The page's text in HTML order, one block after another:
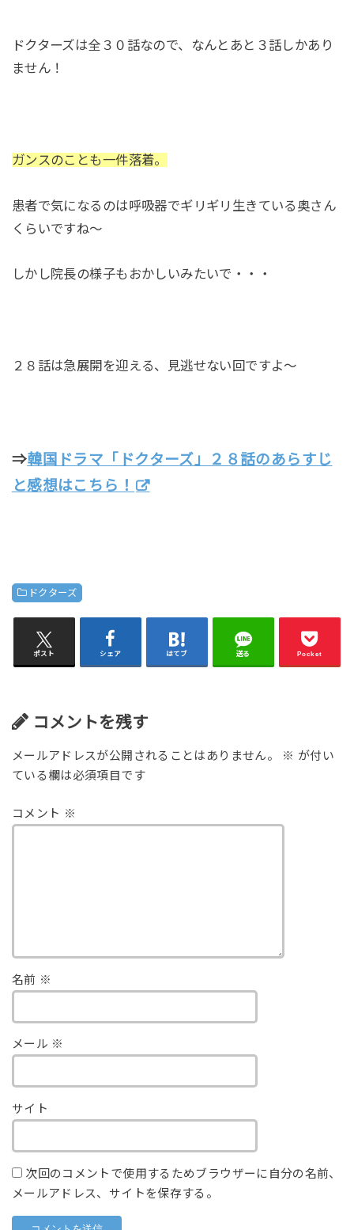
ドクターズは全３０話なので、なんとあと３話しかあり
ません！
ガンスのことも一件落着。
患者で気になるのは呼吸器でギリギリ生きている奥さん
くらいですね～
しかし院長の様子もおかしいみたいで・・・
２８話は急展開を迎える、見逃せない回ですよ～
⇒韓国ドラマ「ドクターズ」２８話のあらすじ
と感想はこちら！
ドクターズ
ポスト シェア はてブ 送る Pocket
コメントを残す
メールアドレスが公開されることはありません。 ※ が付い
ている欄は必須項目です
コメント ※
名前 ※
メール ※
サイト
次回のコメントで使用するためブラウザーに自分の名前、
メールアドレス、サイトを保存する。